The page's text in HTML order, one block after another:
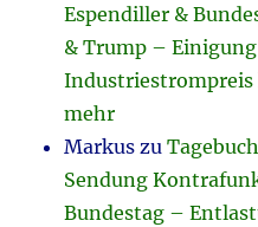
Espendiller &
& Trump –
mehr
Markus zu
Sendung
Bundestag –